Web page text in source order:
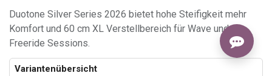
Duotone Silver Series 2026 bietet hohe Steifigkeit mehr
Komfort und 60 cm XL Verstellbereich für Wave und
Freeride Sessions.
Variantenübersicht